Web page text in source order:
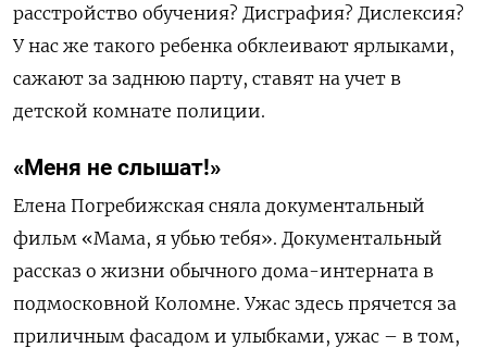
расстройство обучения? Дисграфия? Дислексия?
У нас же такого ребенка обклеивают ярлыками,
сажают за заднюю парту, ставят на учет в
детской комнате полиции.
«Меня не слышат!»
Елена Погребижская сняла документальный
фильм «Мама, я убью тебя». Документальный
рассказ о жизни обычного дома-интерната в
подмосковной Коломне. Ужас здесь прячется за
приличным фасадом и улыбками, ужас – в том,